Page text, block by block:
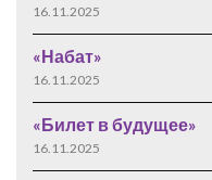
16.11.2025
«Набат»
16.11.2025
«Билет в будущее»
16.11.2025